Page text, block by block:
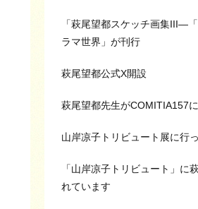
「萩尾望都スケッチ画集III―
ラマ世界」が刊行
萩尾望都公式X開設
萩尾望都先生がCOMITIA157
山岸凉子トリビュート展に行
「山岸凉子トリビュート」に
れています